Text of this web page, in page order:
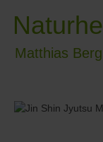
Matthias